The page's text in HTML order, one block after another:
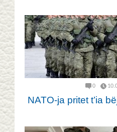
0
NATO-ja pritet t’ia